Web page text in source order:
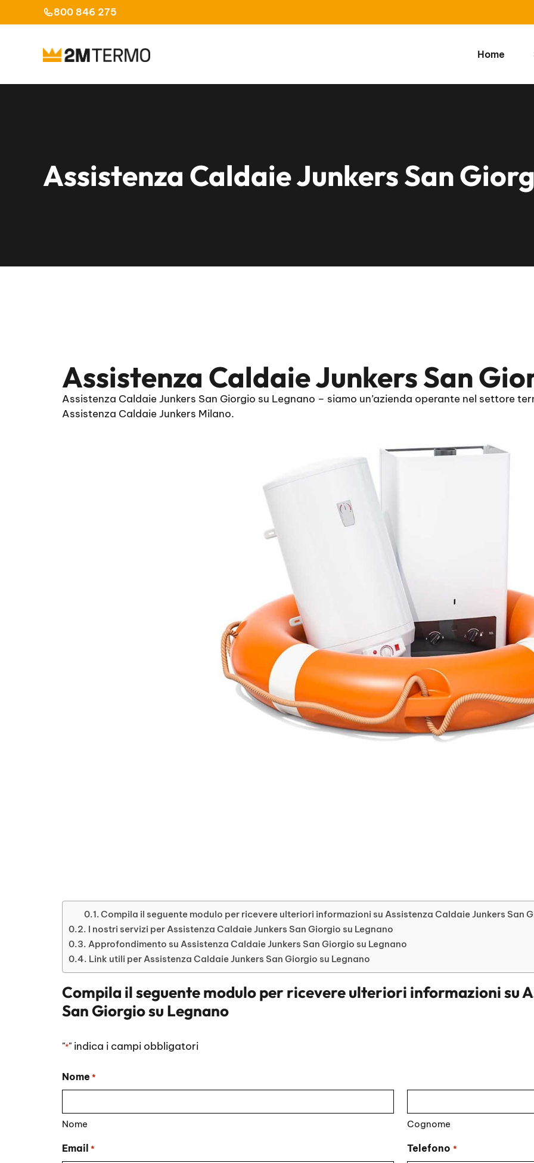
al
800 846 275
Home
Assistenza Caldaie Junkers San
Assistenza Caldaie Junkers San
Assistenza Caldaie Junkers San Giorgio su Legnano – siamo un’azienda operante nel settore
Assistenza Caldaie Junkers Milano.
Compila il seguente modulo per ricevere ulteriori informazioni su Assistenza Caldaie Junkers San
I nostri servizi per Assistenza Caldaie Junkers San Giorgio su Legnano
Approfondimento su Assistenza Caldaie Junkers San Giorgio su Legnano
Link utili per Assistenza Caldaie Junkers San Giorgio su Legnano
Compila il seguente modulo per ricevere ulteriori informazioni su
San Giorgio su Legnano
"*" indica i campi obbligatori
Nome *
Nome Cognome
Email * Telefono *